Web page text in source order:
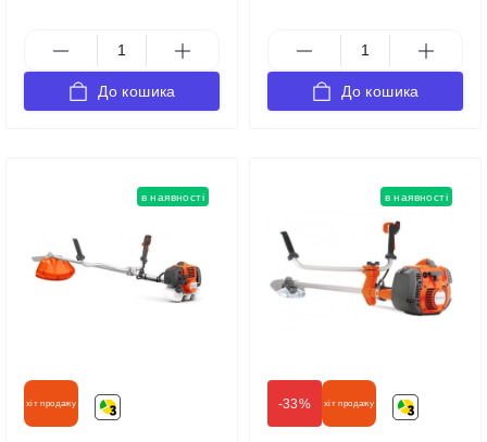
До кошика До кошика
в наявності
хіт продажу -33%
в наявності
хіт продажу